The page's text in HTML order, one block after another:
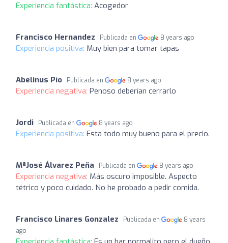
Experiencia fantástica: Acogedor
Francisco Hernandez Publicada en 8 years ago
Experiencia positiva: Muy bien para tomar tapas
Abelinus Pío Publicada en 8 years ago
Experiencia negativa: Penoso deberían cerrarlo
Jordi Publicada en 8 years ago
Experiencia positiva: Esta todo muy bueno para el precio.
MªJosé Álvarez Peña Publicada en 8 years ago
Experiencia negativa: Más oscuro imposible. Aspecto
tétrico y poco cuidado. No he probado a pedir comida.
Francisco Linares Gonzalez Publicada en
8 years
ago